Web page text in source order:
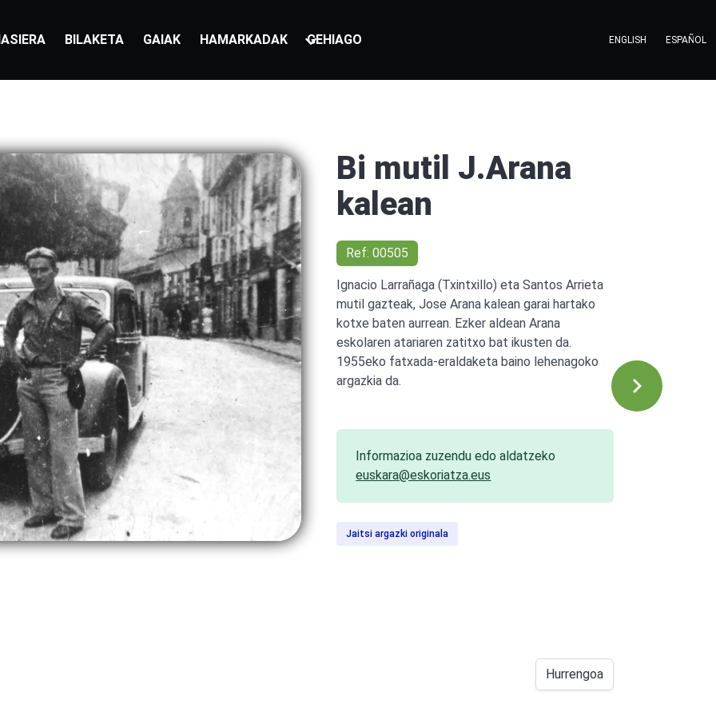
BILAKETA GAIAK HAMARKADAK GEHIAGO ENGLISH ESPAÑOL
Bi mutil J.Arana
kalean
Ref: 00505
Ignacio Larrañaga (Txintxillo) eta Santos Arrieta
mutil gazteak, Jose Arana kalean garai hartako
kotxe baten aurrean. Ezker aldean Arana
eskolaren atariaren zatitxo bat ikusten da.
1955eko fatxada-eraldaketa baino lehenagoko
argazkia da.
Informazioa zuzendu edo aldatzeko
euskara@eskoriatza.eus
Jaitsi argazki originala
Hurrengoa